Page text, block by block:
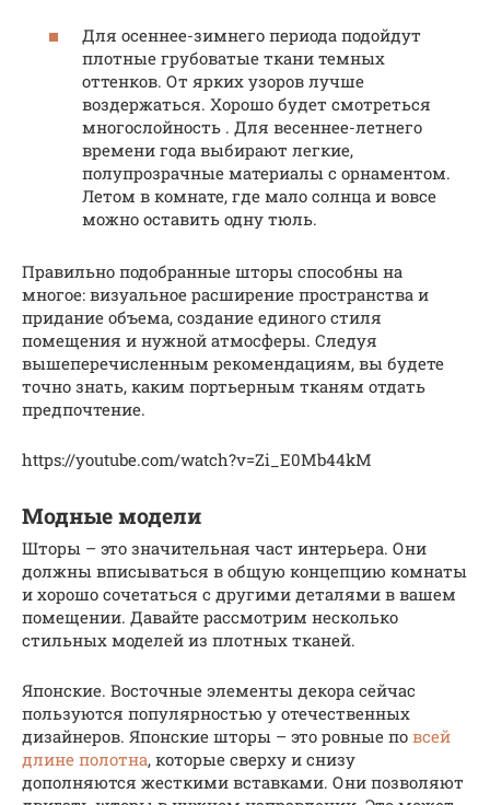
Для осеннее-зимнего периода подойдут
плотные грубоватые ткани темных
оттенков. От ярких узоров лучше
воздержаться. Хорошо будет смотреться
многослойность . Для весеннее-летнего
времени года выбирают легкие,
полупрозрачные материалы с орнаментом.
Летом в комнате, где мало солнца и вовсе
можно оставить одну тюль.
Правильно подобранные шторы способны на
многое: визуальное расширение пространства и
придание объема, создание единого стиля
помещения и нужной атмосферы. Следуя
вышеперечисленным рекомендациям, вы будете
точно знать, каким портьерным тканям отдать
предпочтение.
https://youtube.com/watch?v=Zi_E0Mb44kM
Модные модели
Шторы – это значительная част интерьера. Они
должны вписываться в общую концепцию комнаты
и хорошо сочетаться с другими деталями в вашем
помещении. Давайте рассмотрим несколько
стильных моделей из плотных тканей.
Японские. Восточные элементы декора сейчас
пользуются популярностью у отечественных
дизайнеров. Японские шторы – это ровные по всей
длине полотна, которые сверху и снизу
дополняются жесткими вставками. Они позволяют